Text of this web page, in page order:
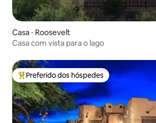
Casa ⋅ Roosevelt
Casa com vista para o lago
Entre os melhores preferidos dos hóspedes
Preferido dos hóspedes